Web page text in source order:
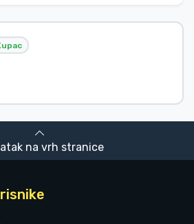
na vrh stranice